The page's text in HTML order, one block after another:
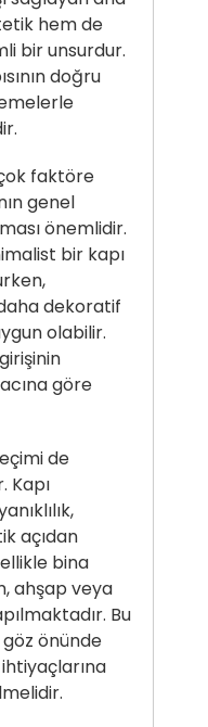
hem de
bir unsurdur.
doğru
faktöre
genel
önemlidir.
bir kapı
dekoratif
olabilir.
göre
de
Kapı
açıdan
bina
ahşap veya
Bu
önünde